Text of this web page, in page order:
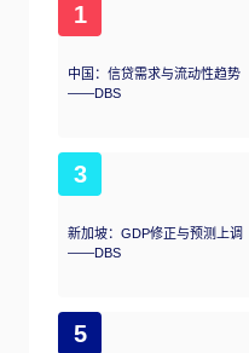
1
中国：信贷需求与流动性趋势
——DBS
3
新加坡：GDP修正与预测上调
——DBS
5